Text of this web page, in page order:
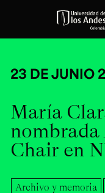
Espacios
Explora
23 DE JUNIO
María
Chair en
Archivo y memoria